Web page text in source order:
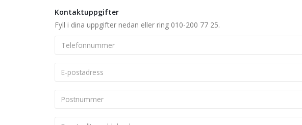
Kontaktuppgifter
Fyll i dina uppgifter nedan eller ring 010-200 77 25.